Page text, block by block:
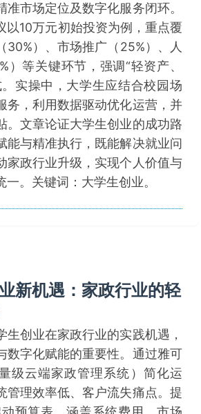
准市场定位及数字化服务闭环。
以10万元初始投资为例，重点覆
30%）、市场推广（25%）、人
）等关键环节，强调“轻资产、
实操中，大学生应结合校园场
务，利用数据驱动优化运营，并
。文章论证大学生创业的成功路
能与精准执行，既能解决就业问
家政行业升级，实现个人价值与
一。关键词：大学生创业。
新机遇：家政行业的轻
生创业在家政行业的实践机遇，
数字化赋能的重要性。通过雅可
级云端家政管理系统）简化运
管理效率低、客户流失痛点。提